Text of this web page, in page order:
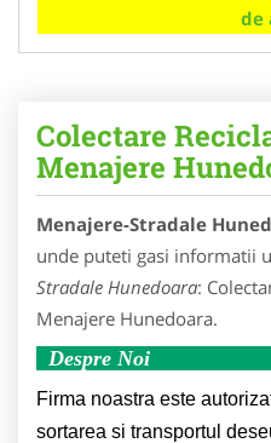
de
Colectare
Menajere
Menajere-Stradale
unde puteti gasi informatii
Stradale Hunedoara:
Menajere Hunedoara.
Despre Noi
Firma noastra este
sortarea si transportul